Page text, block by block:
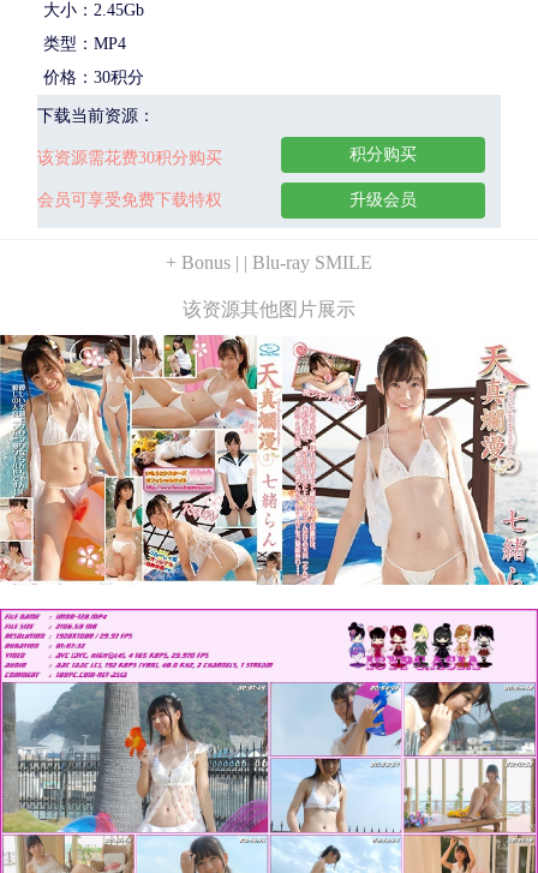
大小：2.45Gb
类型：MP4
价格：30积分
下载当前资源：
该资源需花费30积分购买
会员可享受免费下载特权
积分购买
升级会员
+ Bonus | | Blu-ray SMILE
该资源其他图片展示